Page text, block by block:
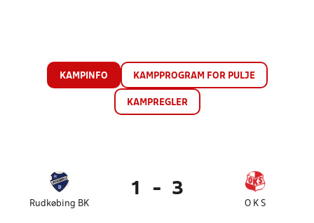
KAMPINFO KAMPPROGRAM FOR PULJE
KAMPREGLER
Rudkøbing BK
1 - 3
O K S